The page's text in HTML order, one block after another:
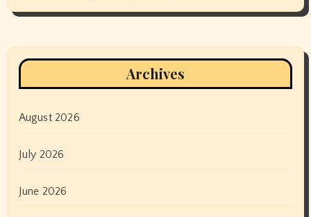
Archives
August 2026
July 2026
June 2026